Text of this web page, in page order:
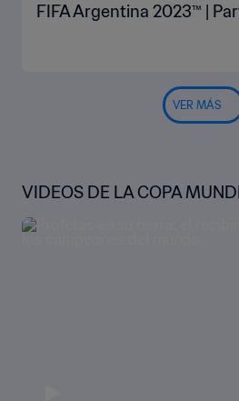
FIFA Argentina 2023™ |
VER MÁS
VIDEOS DE LA COPA
B-20 DE LA FIFA™